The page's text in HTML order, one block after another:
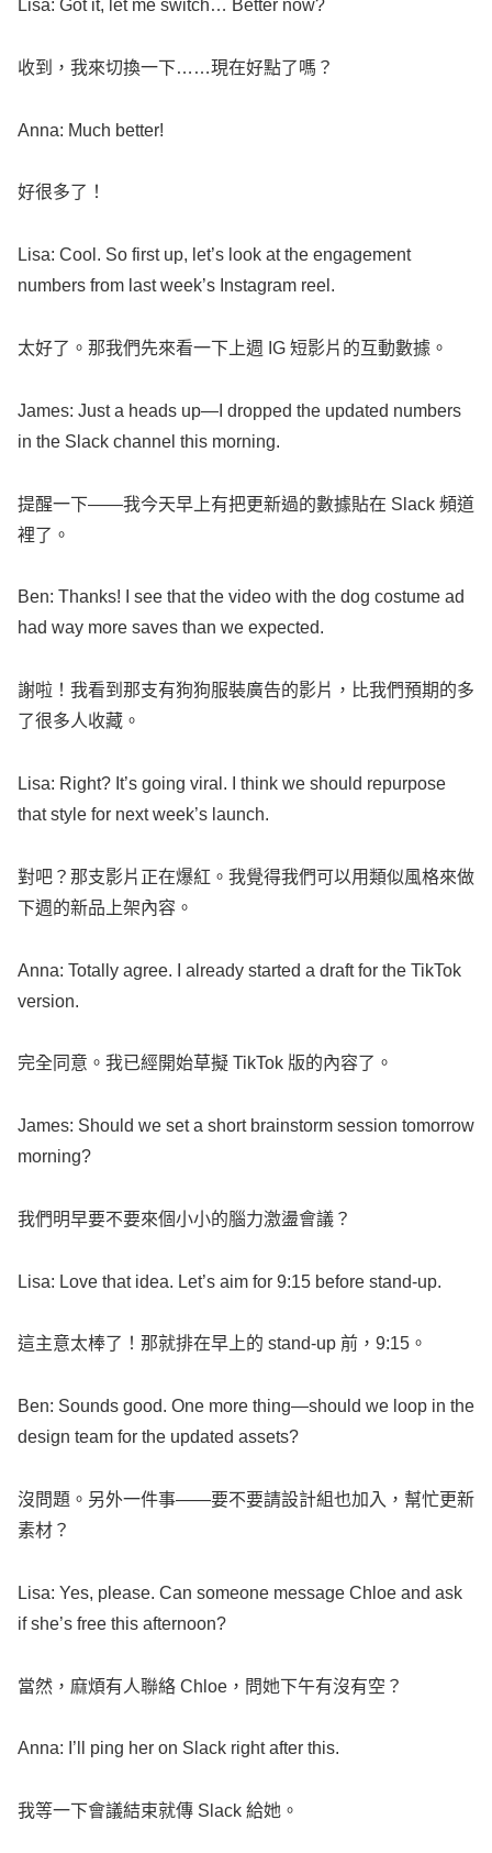
Lisa: Gotit, letme switch… Better now?
收到，我來切換一下……現在好點了嗎？
Anna: Much better!
好很多了！
Lisa: Cool . So firstup, let’s look at the engagement
numbers from last week’s Instagram reel .
太好了。那我們先來看一下上週 IG 短影片的互動數據。
James: Just a heads up—I dropped the updated numbers
in the Slack channel this morning.
提醒一下——我今天早上有把更新過的數據貼在 Slack 頻道
裡了。
Ben: Thanks! I see that the video with the dog costume ad
had way more saves than we expected.
謝啦！我看到那支有狗狗服裝廣告的影片，比我們預期的多
了很多人收藏。
Lisa: Right? It’s going viral . I think we should repurpose
thatstyle for next week’s launch.
對吧？那支影片正在爆紅。我覺得我們可以用類似風格來做
下週的新品上架內容。
Anna: Totally agree. I already started a draftfor the TikTok
version.
完全同意。我已經開始草擬 TikTok 版的內容了。
James: Should we seta short brainstorm session tomorrow
morning?
我們明早要不要來個小小的腦力激盪會議？
Lisa: Love that idea. Let’s aim for 9:15 before stand-up.
這主意太棒了！那就排在早上的 stand-up 前，9:15。
Ben: Sounds good. One more thing—should we loop in the
design team for the updated assets?
沒問題。另外一件事——要不要請設計組也加入，幫忙更新
素材？
Lisa: Yes, please. Can someone message Chloe and ask
if she’s free this afternoon?
當然，麻煩有人聯絡 Chloe ，問她下午有沒有空？
Anna: I’ll ping her on Slack rightafter this.
我等一下會議結束就傳 Slack 給她。